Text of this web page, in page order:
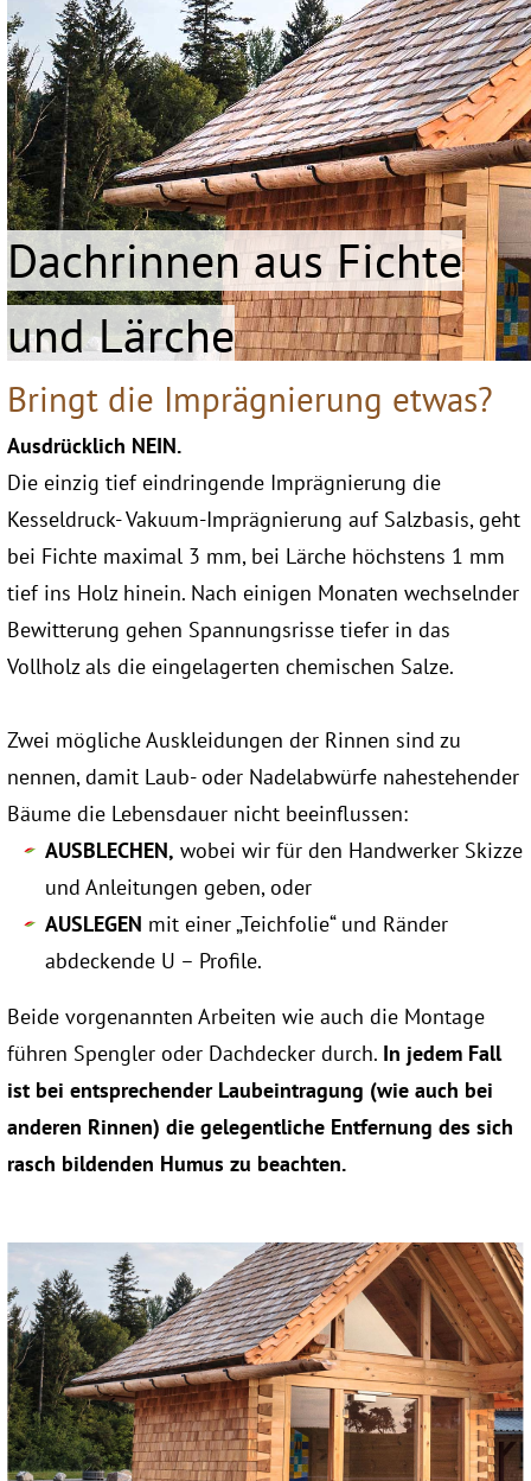
Dachrinnen aus Fichte
und Lärche
Bringt die Imprägnierung etwas?
Ausdrücklich NEIN.
Die einzig tief eindringende Imprägnierung die
Kesseldruck- Vakuum-Imprägnierung auf Salzbasis, geht
bei Fichte maximal 3 mm, bei Lärche höchstens 1 mm
tief ins Holz hinein. Nach einigen Monaten wechselnder
Bewitterung gehen Spannungsrisse tiefer in das
Vollholz als die eingelagerten chemischen Salze.
Zwei mögliche Auskleidungen der Rinnen sind zu
nennen, damit Laub- oder Nadelabwürfe nahestehender
Bäume die Lebensdauer nicht beeinflussen:
AUSBLECHEN, wobei wir für den Handwerker Skizze
und Anleitungen geben, oder
AUSLEGEN mit einer „Teichfolie“ und Ränder
abdeckende U – Profile.
Beide vorgenannten Arbeiten wie auch die Montage
führen Spengler oder Dachdecker durch. In jedem Fall
ist bei entsprechender Laubeintragung (wie auch bei
anderen Rinnen) die gelegentliche Entfernung des sich
rasch bildenden Humus zu beachten.